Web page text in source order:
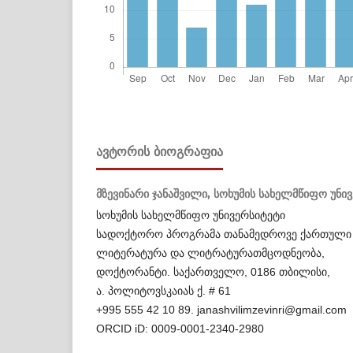
ᲐᲕᲢᲝᲠᲘᲡ ᲑᲘᲝᲒᲠᲐᲤᲘᲐ
მზევინარი ჯანაშვილი, სოხუმის სახელმწიფო
სოხუმის სახელმწიფო უნივერსიტეტი
სადოქტორო პროგრამა თანამედროვე ქართული
ლიტერატურა და ლიტრატურათმცოდნეობა,
დოქტორანტი. საქართველო, 0186 თბილისი,
ა. პოლიტოვსკაიას ქ. # 61
+995 555 42 10 89. janashvilimzevinri@gmail.com
ORCID iD: 0009-0001-2340-2980